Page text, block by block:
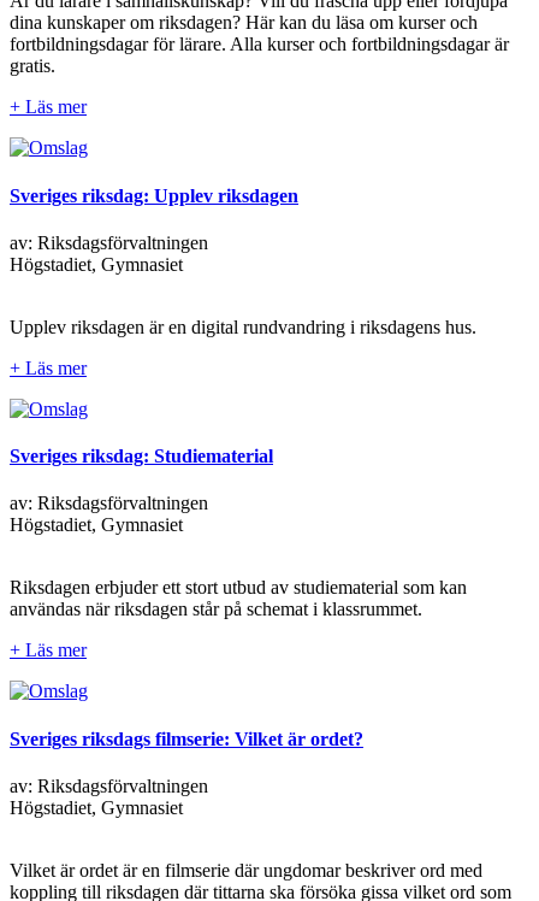
dina kunskaper om riksdagen? Här kan du läsa om kurser och
fortbildningsdagar för lärare. Alla kurser och fortbildningsdagar är
gratis.
+ Läs mer
Sveriges riksdag: Upplev riksdagen
av: Riksdagsförvaltningen
Högstadiet, Gymnasiet
Upplev riksdagen är en digital rundvandring i riksdagens hus.
+ Läs mer
Sveriges riksdag: Studiematerial
av: Riksdagsförvaltningen
Högstadiet, Gymnasiet
Riksdagen erbjuder ett stort utbud av studiematerial som kan
användas när riksdagen står på schemat i klassrummet.
+ Läs mer
Sveriges riksdags filmserie: Vilket är ordet?
av: Riksdagsförvaltningen
Högstadiet, Gymnasiet
Vilket är ordet är en filmserie där ungdomar beskriver ord med
koppling till riksdagen där tittarna ska försöka gissa vilket ord som